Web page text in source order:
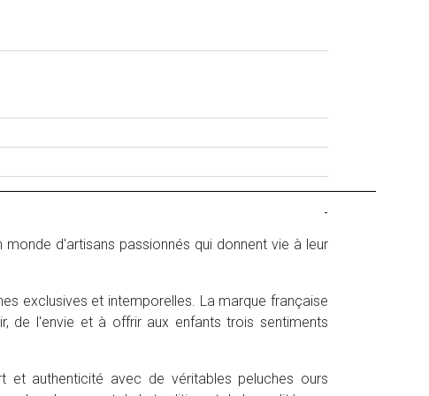
-
d'artisans passionnés qui donnent vie à leur
exclusives et intemporelles. La marque française
de l'envie et à offrir aux enfants trois sentiments
et authenticité avec de véritables peluches ours